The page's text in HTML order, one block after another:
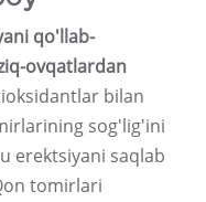
qo'llab-
ovqatlardan
bilan
sog'lig'ini
erektsiyani saqlab
tomirlari